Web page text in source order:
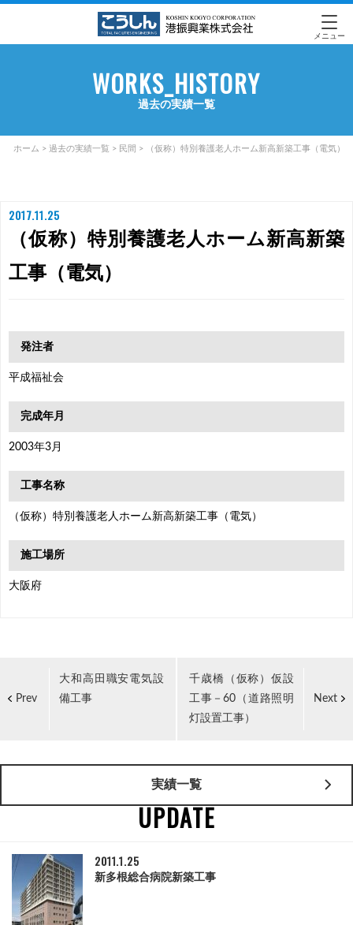
メニュー
WORKS_HISTORY
過去の実績一覧
ホーム > 過去の実績一覧 > 民間 > （仮称）特別養護老人ホーム新高新築工事（電気）
2017.11.25
（仮称）特別養護老人ホーム新高新築
工事（電気）
発注者
平成福祉会
完成年月
2003年3月
工事名称
（仮称）特別養護老人ホーム新高新築工事（電気）
施工場所
大阪府
Prev
大和高田職安電気設
備工事
Next
千歳橋（仮称）仮設
工事－60（道路照明
灯設置工事）
実績一覧
UPDATE
2011.1.25
新多根総合病院新築工事